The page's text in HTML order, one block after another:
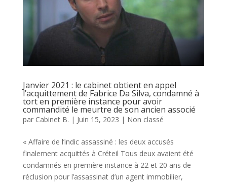
Janvier 2021 : le cabinet obtient en appel
l’acquittement de Fabrice Da Silva, condamné à
tort en première instance pour avoir
commandité le meurtre de son ancien associé
par Cabinet B. | Juin 15, 2023 | Non classé
« Affaire de l’indic assassiné : les deux accusés
finalement acquittés à Créteil Tous deux avaient été
condamnés en première instance à 22 et 20 ans de
réclusion pour l’assassinat d’un agent immobilier,